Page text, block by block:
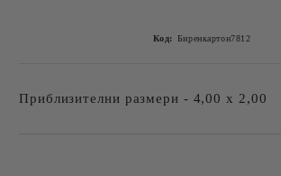
Код: Биренкартон7812
Приблизителни размери - 4,00 х 2,00